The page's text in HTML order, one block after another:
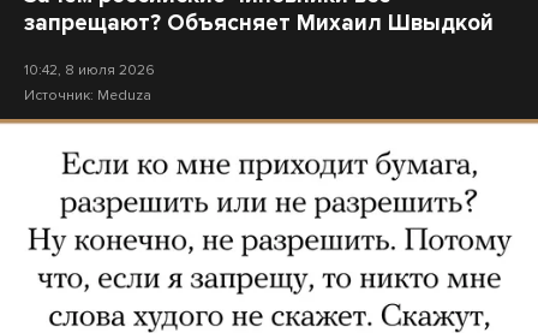
запрещают? Объясняет Михаил Швыдкой
10:42, 8 июля 2026
Источник: Meduza